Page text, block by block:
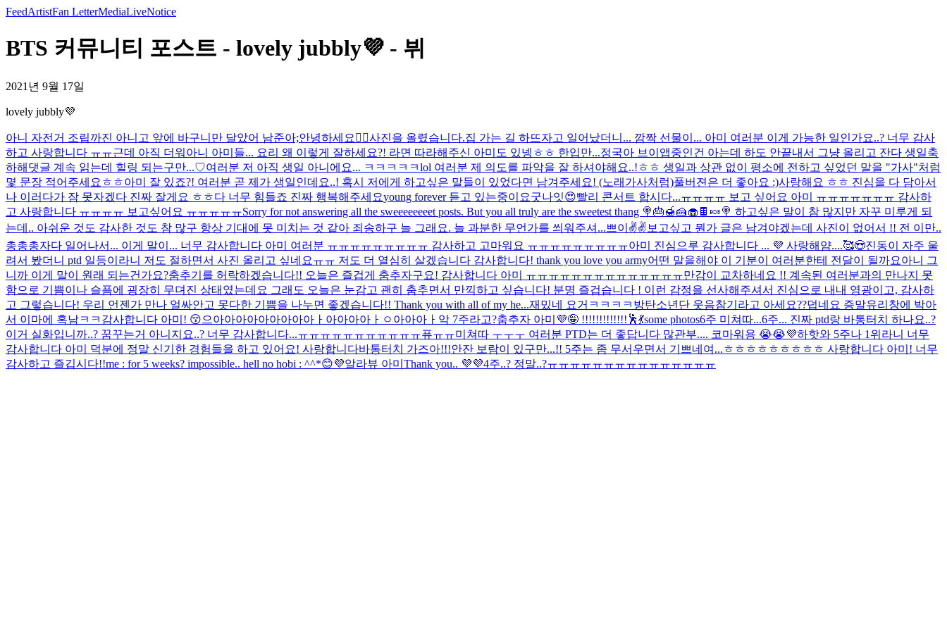
FeedArtistFan LetterMediaLiveNotice
BTS 커뮤니티 포스트 - lovely jubbly💜 - 뷔
2021년 9월 17일
lovely jubbly💜
아니 자전거 조립까진 아니고 앞에 바구니만 달았어 남준아;안녕하세요🙇‍♂️사진을 올렸습니다.집 가는 길 하뜨자고 일어났더니... 깜짝 선물이... 아미 여러분 이게 가능한 일인가요..? 너무 감사
하고 사랑합니다 ㅠㅠ근데 아직 더워 아니 아미들... 요리 왜 이렇게 잘하세요?! 라면 따라해주신 아미도 있넹ㅎㅎ 한입만...정국아 브이앱중인건 아는데 하도 안끝내서 그냥 올리고 잔다 생일축
하해 댓글 계속 읽는데 힐링 되는구만...♡여러분 저 아직 생일 아니에요... ㅋㅋㅋㅋㅋlol 여러분 제 의도를 파악을 잘 하셔야해요..!ㅎㅎ 생일과 상관 없이 평소에 전하고 싶었던 말을 "가사"처럼
몇 문장 적어주세요ㅎㅎ아미 잘 있죠?! 여러분 곧 제가 생일인데요..! 혹시 저에게 하고싶은 말들이 있었다면 남겨주세요! (노래가사처럼)풀버젼은 더 좋아요 :)사랑해요 ㅎㅎ 진심을 다 담아서
나 이러다가 잠 못자겠다 진짜 잘게요 ㅎㅎ다 너무 힘들죠 진짜 행복해주세요young forever 듣고 있는중이요굿나잇😍빨리 콘서트 합시다...ㅠㅠㅠㅠ 보고 싶어요 아미 ㅠㅠㅠㅠㅠㅠㅠ 감사하
고 사랑합니다 ㅠㅠㅠㅠ 보고싶어요 ㅠㅠㅠㅠㅠSorry for not answering all the sweeeeeeeet posts. But you all truly are the sweetest thang 🍭🎂🍯🍰🧁🍫🍬🍭 하고싶은 말이 참 많지만 자꾸 미루게 되
는데.. 아쉬운 것도 감사한 것도 참 많구 항상 기대에 못 미치는 것 같아 죄송하구 늘 그래요. 늘 과분한 무언가를 씌워주셔...쁘이 ✌✌ 보고싶고 뭔가 글은 남겨야겠는데 사진이 없어서 !! 전 이만..
총총총자다 일어나서... 이게 말이... 너무 감사합니다 아미 여러분 ㅠㅠㅠㅠㅠㅠㅠㅠㅠ 감사하고 고마워요 ㅠㅠㅠㅠㅠㅠㅠㅠㅠ아미 진심으루 감사합니다 ... 💜 사랑해얌....🥰😍진동이 자주 울
려서 봤더니 ptd 일등이라니 저도 절하면서 사진 올리고 싶네요ㅠㅠ 저도 더 열심히 살겠습니다 감사합니다! thank you love you army어떤 말을해야 이 기분이 여러분한테 전달이 될까요아니 그
니까 이게 말이 원래 되는건가요?춤추기를 허락하겠습니다!! 오늘은 즐겁게 춤추자구요! 감사합니다 아미 ㅠㅠㅠㅠㅠㅠㅠㅠㅠㅠㅠㅠㅠㅠ만감이 교차하네요 !! 계속된 여러분과의 만나지 못
함으로 기쁨이나 슬픔에 굉장히 무뎌진 상태였는데요 그래도 오늘은 눈감고 괜히 춤추면서 만끽하고 싶습니다! 분명 즐겁습니다 ! 이런 감정을 선사해주셔서 진심으로 내내 영광이고, 감사하
고 그렇습니다! 우리 언젠가 만나 얼싸안고 못다한 기쁨을 나누면 좋겠습니다!! Thank you with all of my he...재밌네 요거ㅋㅋㅋㅋ 방탄소년단 웃음참기라고 아세요??덥네요 증말유리창에 박아
서 이마에 혹남ㅋㅋ 감사합니다 아미! 😚으아아아아아아아아아ㅏ아아아아ㅏㅇ아아아ㅏ악 7주라고?춤추자 아미💜🤪 !!!!!!!!!!!!!🕺💃some photos6주 미쳐따...6주... 진짜 ptd랑 바통터치 하나요..?
이거 실화입니까..? 꿈꾸는거 아니지요..? 너무 감사합니다...ㅠㅠㅠㅠㅠㅠㅠㅠㅠㅠㅠ퓨ㅠㅠ미쳐따 ㅜㅜㅜ 여러분 PTD는 더 좋답니다 많관부.... 코마워용 😭😭💜하핫와 5주나 1위라니 너무
감사합니다 아미 덕분에 정말 신기한 경험들을 하고 있어요! 사랑합니다바통터치 가즈아!!!안잔 보람이 있구만...!! 5주는 좀 무서우면서 기쁘네여...ㅎㅎㅎㅎㅎㅎㅎㅎㅎ 사랑합니다 아미! 너무
감사하고 즐깁시다!!me : for 5 weeks? impossible.. hell no hobi : ^^*😊💜알라뷰 아미 Thank you.. 💜💜4주..? 정말..?ㅠㅠㅠㅠㅠㅠㅠㅠㅠㅠㅠㅠㅠㅠㅠ